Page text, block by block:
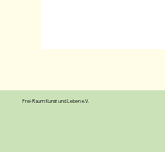
Frei-Raum Kunst und Leben e.V.